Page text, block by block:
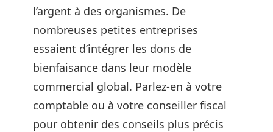
l’argent à des organismes. De
nombreuses petites entreprises
essaient d’intégrer les dons de
bienfaisance dans leur modèle
commercial global. Parlez-en à votre
comptable ou à votre conseiller fiscal
pour obtenir des conseils plus précis